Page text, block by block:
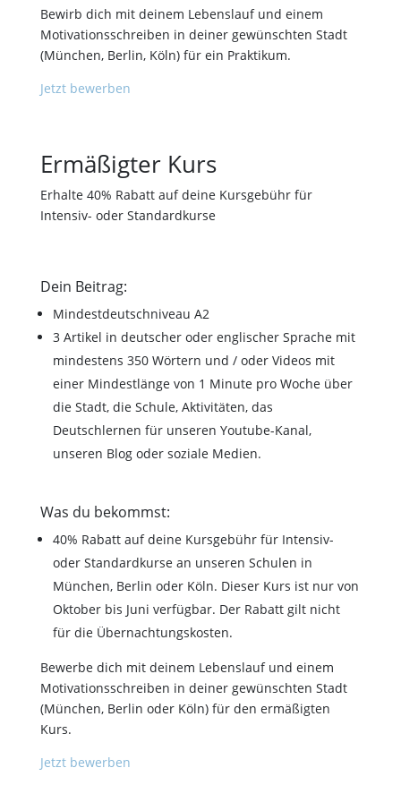
Bewirb dich mit deinem Lebenslauf und einem
Motivationsschreiben in deiner gewünschten Stadt
(München, Berlin, Köln) für ein Praktikum.
Jetzt bewerben
Ermäßigter Kurs
Erhalte 40% Rabatt auf deine Kursgebühr für
Intensiv- oder Standardkurse
Dein Beitrag:
Mindestdeutschniveau A2
3 Artikel in deutscher oder englischer Sprache mit
mindestens 350 Wörtern und / oder Videos mit
einer Mindestlänge von 1 Minute pro Woche über
die Stadt, die Schule, Aktivitäten, das
Deutschlernen für unseren Youtube-Kanal,
unseren Blog oder soziale Medien.
Was du bekommst:
40% Rabatt auf deine Kursgebühr für Intensiv-
oder Standardkurse an unseren Schulen in
München, Berlin oder Köln. Dieser Kurs ist nur von
Oktober bis Juni verfügbar. Der Rabatt gilt nicht
für die Übernachtungskosten.
Bewerbe dich mit deinem Lebenslauf und einem
Motivationsschreiben in deiner gewünschten Stadt
(München, Berlin oder Köln) für den ermäßigten
Kurs.
Jetzt bewerben